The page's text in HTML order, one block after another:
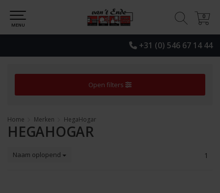
+31 (0) 546 67 14 44
0
0
MENU
Open filters
Home Merken HegaHogar
HEGAHOGAR
Naam oplopend 1